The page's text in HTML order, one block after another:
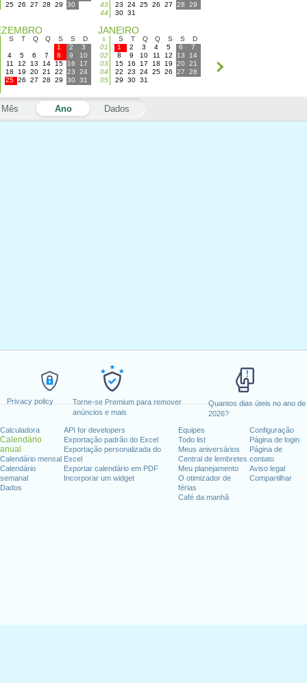
Privacy policy
Torne-se Premium para remover
anúncios e mais
Quantos dias úteis no ano de
2026?
Calculadora
Calendário
anual
Calendário mensal
Calendário
semanal
Dados
API for developers
Exportação padrão do Excel
Exportação personalizada do
Excel
Exportar calendário em PDF
Incorporar um widget
Equipes
Todo list
Meus aniversários
Central de lembretes
Meu planejamento
O otimizador de
férias
Café da manhã
Configuração
Página de login
Página de
contato
Aviso legal
Compartilhar
25 26 27 28 29 30
43
23 24 25 26 27 28
29
44
30 31
S T Q Q S S
D
1
2
3
4
5 6 7 8 9
10
11
12 13 14 15 16
17
18
19 20 21 22 23
24
25 26 27 28 29 30 31
JANEIRO
s S T Q Q S S
D
01
1 2 3 4 5 6
7
02
8 9 10 11 12 13
14
03
15 16 17 18 19 20
21
04
22 23 24 25 26 27
28
05
29 30 31
Mês Ano Dados